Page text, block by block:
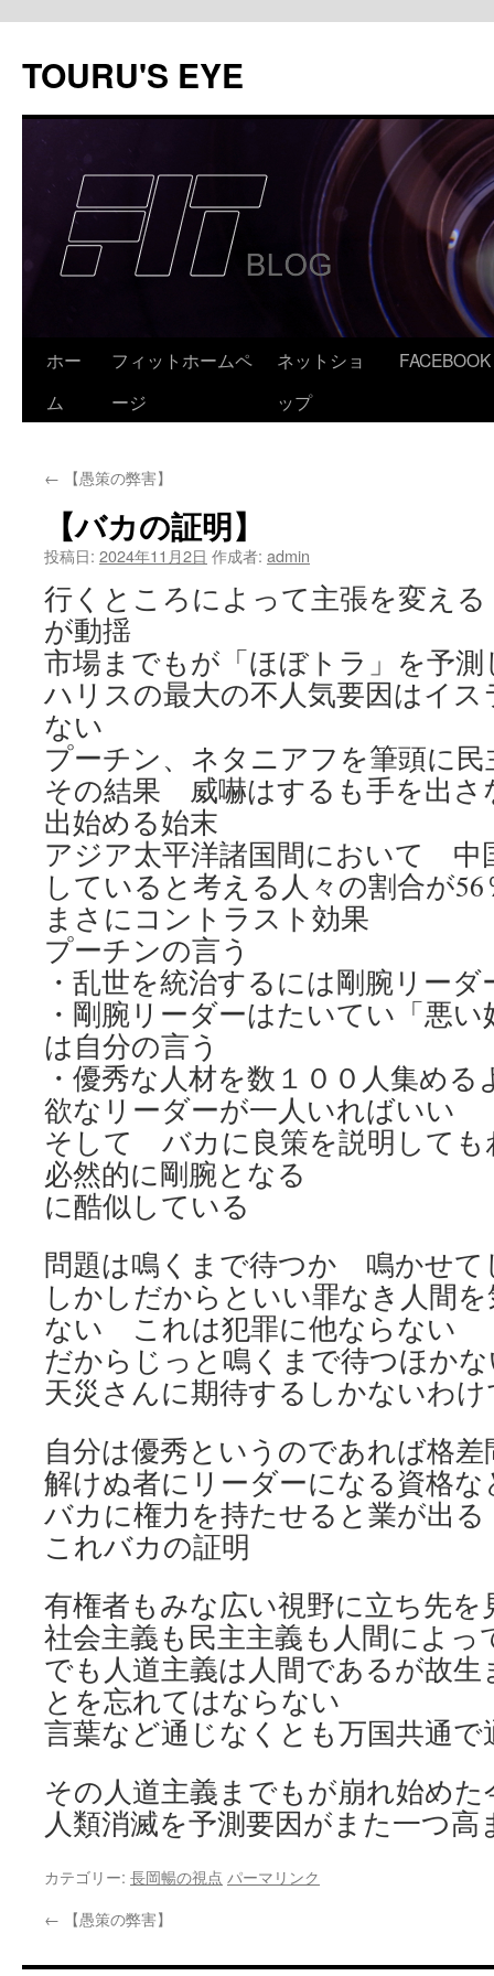
テ
ン
TOURU'S EYE
ホー
ム
フィットホームペ
ージ
ネットショ
ップ
FACEBOOK
← 【愚策の弊害】
【バカの証明】
投稿日: 2024年11月2日 作成者: admin
行くところによって主張を変え
が動揺
市場までもが「ほぼトラ」を予測
ハリスの最大の不人気要因はイ
ない
プーチン、ネタニアフを筆頭に
その結果 威嚇はするも手を出さ
出始める始末
アジア太平洋諸国間において 中
していると考える人々の割合が
まさにコントラスト効果
プーチンの言う
・乱世を統治するには剛腕リーダ
・剛腕リーダーはたいてい「悪い
は自分の言う
・優秀な人材を数１００人集め
欲なリーダーが一人いればいい
そして バカに良策を説明しても
必然的に剛腕となる
に酷似している
問題は鳴くまで待つか 鳴かせて
しかしだからといい罪なき人間
ない これは犯罪に他ならない
だからじっと鳴くまで待つほか
天災さんに期待するしかないわ
自分は優秀というのであれば格
解けぬ者にリーダーになる資格な
バカに権力を持たせると業が出
これバカの証明
有権者もみな広い視野に立ち先
社会主義も民主主義も人間によっ
でも人道主義は人間であるが故
とを忘れてはならない
言葉など通じなくとも万国共通で
その人道主義までもが崩れ始めた
人類消滅を予測要因がまた一つ高
カテゴリー: 長岡暢の視点 パーマリンク
← 【愚策の弊害】